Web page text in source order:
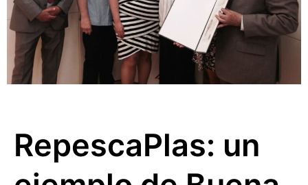
RepescaPlas: un